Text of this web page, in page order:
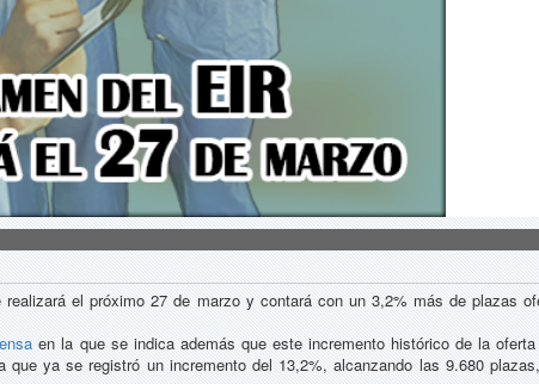
el próximo 27 de marzo y contará con un 3,2% más de plazas
en la que se indica además que este incremento histórico de la
ya se registró un incremento del 13,2%, alcanzando las 9.680